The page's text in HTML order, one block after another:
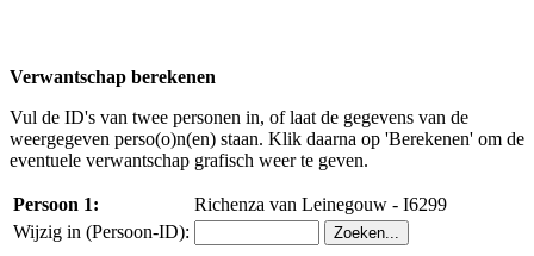
Verwantschap berekenen
Vul de ID's van twee personen in, of laat de gegevens van de
weergegeven perso(o)n(en) staan. Klik daarna op 'Berekenen' om de
eventuele verwantschap grafisch weer te geven.
Persoon 1:
Richenza van Leinegouw - I6299
Wijzig in (Persoon-ID):